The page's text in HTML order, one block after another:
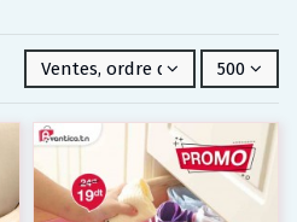
Ventes, ordre décroissant
500